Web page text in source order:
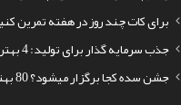
برای کات چند روز در هفته تمرین کنیم؟ و 12 باید
جذب سرمایه گذار برای تولید: 4 بهترین سایت یافتن سرمایه گذار
جشن سده کجا برگزار میشود؟ 80 بهترین متن جشن سده